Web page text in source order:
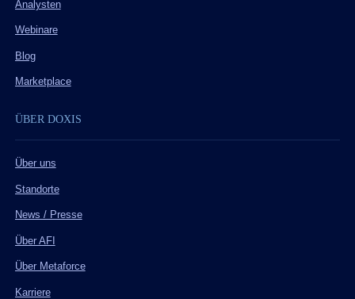
Analysten
Webinare
Blog
Marketplace
ÜBER DOXIS
Über uns
Standorte
News / Presse
Über AFI
Über Metaforce
Karriere